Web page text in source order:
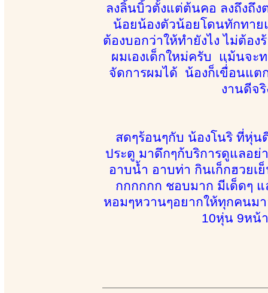
ลงลิ้นบิ้วตั้งแต่ต้นคอ ลงถึงถึ
น้อยน้องตัวน้อยโดนทักทาย
ต้องบอกว่าให้ทำยังไง ไม่ต้อ
ผมเองเด็กใหม่ครับ แม้นจ
จัดการผมได้ น้องก็เขื่่อนแต
งานดีจ
สดๆร้อนๆกับ น้องโนริ ที่หุ่
ประตู มาดึกๆก้บริการดูแลอย่
อาบน้ำ อาบท่า กินเก็กฮวย
กกกกกก ชอบมาก มีเด็ดๆ
หอมๆหวานๆอยากให้ทุกคนม
10หุ่น 9หน้